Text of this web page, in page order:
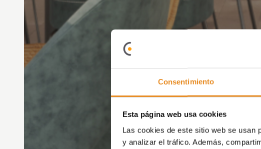
Consentimiento
Esta página web usa cookies
Las cookies de este sitio web se usan
y analizar el tráfico. Además,